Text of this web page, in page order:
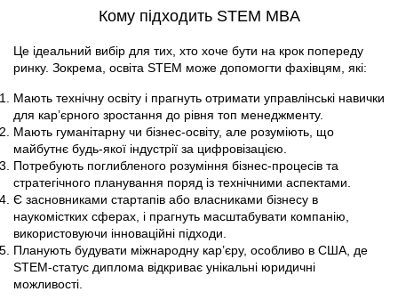
Кому підходить STEM MBA
Це ідеальний вибір для тих, хто хоче бути на крок попереду
ринку. Зокрема, освіта STEM може допомогти фахівцям, які:
Мають технічну освіту і прагнуть отримати управлінські навички
для кар’єрного зростання до рівня топ менеджменту.
Мають гуманітарну чи бізнес-освіту, але розуміють, що
майбутнє будь-якої індустрії за цифровізацією.
Потребують поглибленого розуміння бізнес-процесів та
стратегічного планування поряд із технічними аспектами.
Є засновниками стартапів або власниками бізнесу в
наукомістких сферах, і прагнуть масштабувати компанію,
використовуючи інноваційні підходи.
Планують будувати міжнародну кар’єру, особливо в США, де
STEM-статус диплома відкриває унікальні юридичні
можливості.